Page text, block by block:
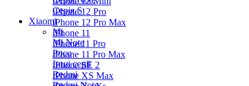
iPhone 12 Pro
iPhone 12 Pro Max
iPhone 11
iPhone 11 Pro
iPhone 11 Pro Max
iPhone SE 2
iPhone XS Max
Серія S
Xiaomi
Mi
Mi Note
Poco
Інші серії
Redmi